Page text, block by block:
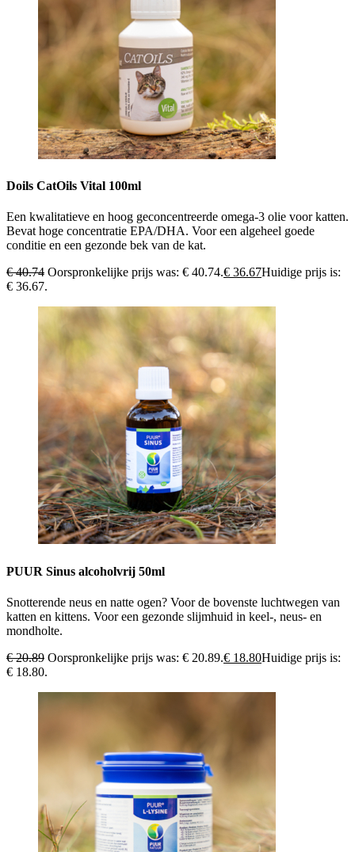
Doils CatOils Vital 100ml
Een kwalitatieve en hoog geconcentreerde omega-3 olie voor katten.
Bevat hoge concentratie EPA/DHA. Voor een algeheel goede
conditie en een gezonde bek van de kat.
€40.74 Oorspronkelijke prijs was: € 40.74.€ 36.67Huidige prijs is:
€ 36.67.
PUUR Sinus alcoholvrij 50ml
Snotterende neus en natte ogen? Voor de bovenste luchtwegen van
katten en kittens. Voor een gezonde slijmhuid in keel-, neus- en
mondholte.
€20.89 Oorspronkelijke prijs was: € 20.89.€ 18.80Huidige prijs is:
€ 18.80.